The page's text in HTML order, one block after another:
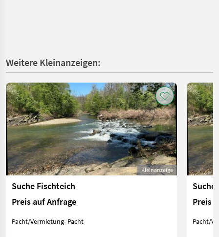
Weitere Kleinanzeigen:
Kleinanzeige
Suche Fischteich
Preis auf Anfrage
Pacht/Vermietung- Pacht
Suche
Preis
Pacht/